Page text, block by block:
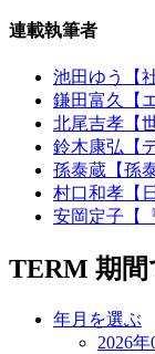
連載執筆者
池田ゆう【
鎌田富久【
北尾吉孝【
鈴木康弘【
孫泰蔵【孫
村口和孝【
安岡定子【
TERM 期間
年月を選ぶ
2026